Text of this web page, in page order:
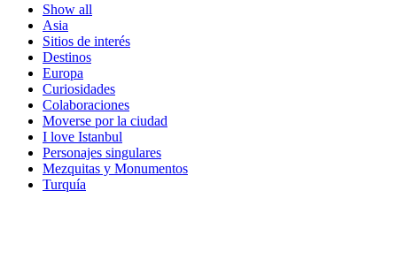
Show all
Asia
Sitios de interés
Destinos
Europa
Curiosidades
Colaboraciones
Moverse por la ciudad
I love Istanbul
Personajes singulares
Mezquitas y Monumentos
Turquía